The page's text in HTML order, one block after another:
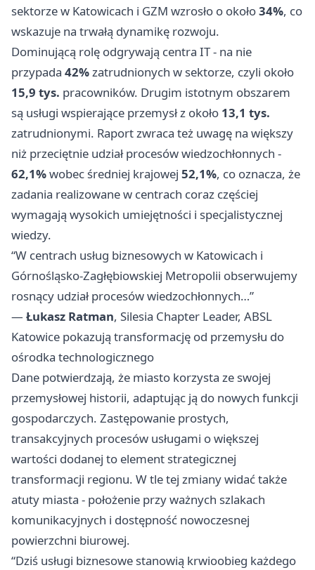
sektorze w Katowicach i GZM wzrosło o około34%, co
wskazuje na trwałą dynamikę rozwoju.
Dominującą rolę odgrywają centra IT - na nie
przypada 42%zatrudnionych w sektorze, czyli około
15,9 tys. pracowników. Drugim istotnym obszarem
są usługi wspierające przemysł z około 13,1 tys.
zatrudnionymi. Raport zwraca też uwagę na większy
niż przeciętnie udział procesów wiedzochłonnych -
62,1%wobec średniej krajowej 52,1%, co oznacza, że
zadania realizowane w centrach coraz częściej
wymagają wysokich umiejętności i specjalistycznej
wiedzy.
“W centrach usług biznesowych w Katowicach i
Górnośląsko-Zagłębiowskiej Metropolii obserwujemy
rosnący udział procesów wiedzochłonnych…”
— Łukasz Ratman, Silesia Chapter Leader, ABSL
Katowice pokazują transformację od przemysłu do
ośrodka technologicznego
Dane potwierdzają, że miasto korzysta ze swojej
przemysłowej historii, adaptując ją do nowych funkcji
gospodarczych. Zastępowanie prostych,
transakcyjnych procesów usługami o większej
wartości dodanej to element strategicznej
transformacji regionu. W tle tej zmiany widać także
atuty miasta - położenie przy ważnych szlakach
komunikacyjnych i dostępność nowoczesnej
powierzchni biurowej.
“Dziś usługi biznesowe stanowią krwioobieg każdego